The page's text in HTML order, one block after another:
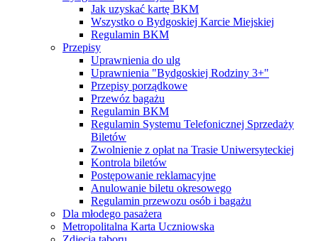
Jak uzyskać kartę BKM
Wszystko o Bydgoskiej Karcie Miejskiej
Regulamin BKM
Przepisy
Uprawnienia do ulg
Uprawnienia "Bydgoskiej Rodziny 3+"
Przepisy porządkowe
Przewóz bagażu
Regulamin BKM
Regulamin Systemu Telefonicznej Sprzedaży
Biletów
Zwolnienie z opłat na Trasie Uniwersyteckiej
Kontrola biletów
Postępowanie reklamacyjne
Anulowanie biletu okresowego
Regulamin przewozu osób i bagażu
Dla młodego pasażera
Metropolitalna Karta Uczniowska